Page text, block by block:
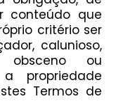
conteúdo que
critério ser
calunioso,
obsceno ou
propriedade
Termos de